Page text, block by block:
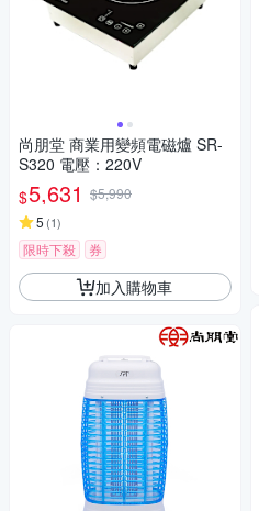
尚朋堂 商業用變頻電磁爐 SR-
S320 電壓：220V
$5,631 $5,990
5 (1)
限時下殺 券
加入購物車